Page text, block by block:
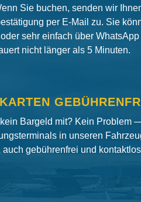
Sie buchen, senden wir
per E-Mail zu. Sie
sehr einfach über
nicht länger als 5 Minuten.
Bargeld mit? Kein Problem
in unseren
auch gebührenfrei und